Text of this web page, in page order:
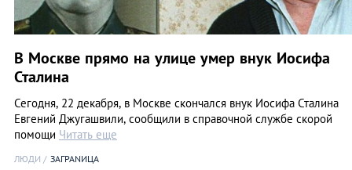
В Москве прямо на улице умер внук Иосифа
Сталина
Сегодня, 22 декабря, в Москве скончался внук Иосифа Сталина
Евгений Джугашвили, сообщили в справочной службе скорой
помощи Читать еще
ЛЮДИ ЗАГРАNИЦА